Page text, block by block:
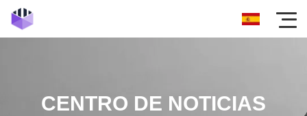
CENTRO DE NOTICIAS